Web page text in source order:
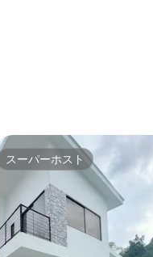
スーパーホスト
スーパーホスト